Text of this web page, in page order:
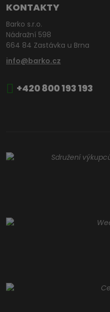
KONTAKTY
Barko s.r.o.
Nádražní 598
664 84 Zastávka u Brna
info@barko.cz
+420 800 193 193